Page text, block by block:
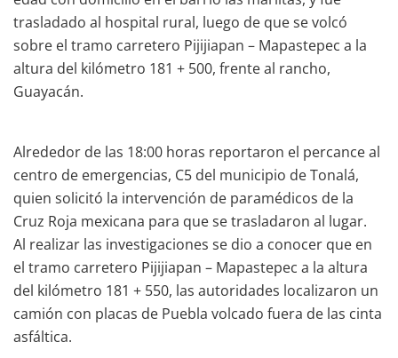
trasladado al hospital rural, luego de que se volcó
sobre el tramo carretero Pijijiapan – Mapastepec a la
altura del kilómetro 181 + 500, frente al rancho,
Guayacán.
Alrededor de las 18:00 horas reportaron el percance al
centro de emergencias, C5 del municipio de Tonalá,
quien solicitó la intervención de paramédicos de la
Cruz Roja mexicana para que se trasladaron al lugar.
Al realizar las investigaciones se dio a conocer que en
el tramo carretero Pijijiapan – Mapastepec a la altura
del kilómetro 181 + 550, las autoridades localizaron un
camión con placas de Puebla volcado fuera de las cinta
asfáltica.